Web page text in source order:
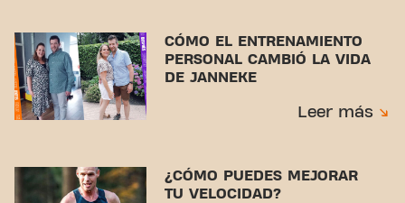
CÓMO EL ENTRENAMIENTO
PERSONAL CAMBIÓ LA VIDA
DE JANNEKE
Leer más
¿CÓMO PUEDES MEJORAR
TU VELOCIDAD?